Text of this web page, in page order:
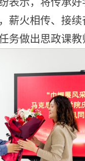
薪火相传、接
务做出思政课教